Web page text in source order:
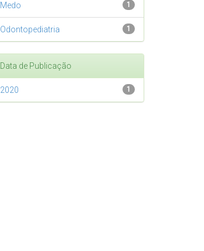
1
Medo
1
Odontopediatria
Data de Publicação
1
2020